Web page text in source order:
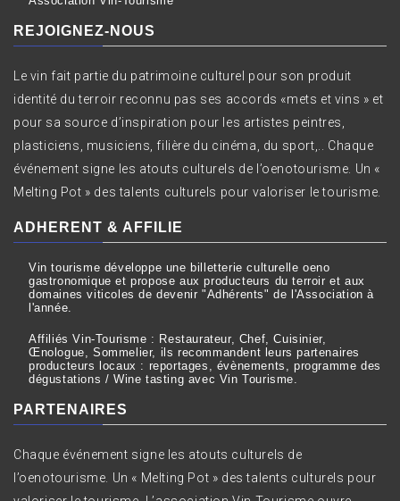
REJOIGNEZ-NOUS
Le vin fait partie du patrimoine culturel pour son produit
identité du terroir reconnu pas ses accords «mets et vins » et
pour sa source d’inspiration pour les artistes peintres,
plasticiens, musiciens, filière du cinéma, du sport,.. Chaque
événement signe les atouts culturels de l’oenotourisme. Un «
Melting Pot » des talents culturels pour valoriser le tourisme.
ADHERENT & AFFILIE
Vin tourisme développe une billetterie culturelle oeno
gastronomique et propose aux producteurs du terroir et aux
domaines viticoles de devenir "Adhérents" de l'Association à
l'année.
Affiliés Vin-Tourisme : Restaurateur, Chef, Cuisinier,
Œnologue, Sommelier, ils recommandent leurs partenaires
producteurs locaux : reportages, évènements, programme des
dégustations / Wine tasting avec Vin Tourisme.
PARTENAIRES
Chaque événement signe les atouts culturels de
l’oenotourisme. Un « Melting Pot » des talents culturels pour